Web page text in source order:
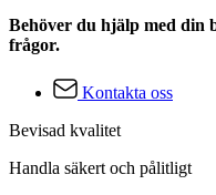
Behöver du hjälp med din
frågor.
Kontakta oss
Bevisad kvalitet
Handla säkert och pålitligt